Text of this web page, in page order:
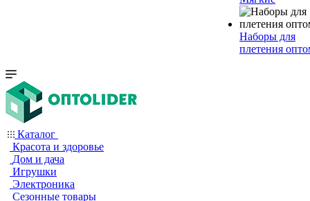
Наборы для
плетения
Каталог
Красота и здоровье
Дом и дача
Игрушки
Электроника
Сезонные товары